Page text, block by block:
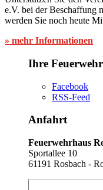
e.V. bei der Beschaffung
werden Sie noch heute
» mehr Informationen
Ihre
Facebook
RSS-Feed
Anfahrt
Feuerwehrhaus
Sportallee 10
61191 Rosbach -